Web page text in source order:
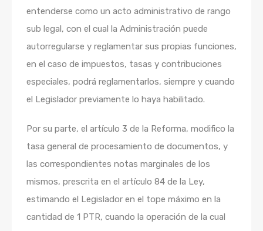
entenderse como un acto administrativo de rango
sub legal, con el cual la Administración puede
autorregularse y reglamentar sus propias funciones,
en el caso de impuestos, tasas y contribuciones
especiales, podrá reglamentarlos, siempre y cuando
el Legislador previamente lo haya habilitado.
Por su parte, el artículo 3 de la Reforma, modifico la
tasa general de procesamiento de documentos, y
las correspondientes notas marginales de los
mismos, prescrita en el artículo 84 de la Ley,
estimando el Legislador en el tope máximo en la
cantidad de 1 PTR, cuando la operación de la cual